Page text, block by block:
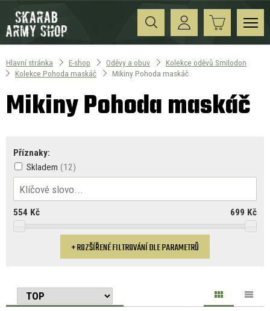
Hlavní stránka E-shop Oděvy a obuv
Kolekce oděvů Smilodon
Kolekce Pohoda maskáč
Mikiny Pohoda maskáč
Mikiny Pohoda maskáč
Příznaky:
Skladem
554 Kč 699 Kč
ROZŠÍŘENÉ FILTROVÁNÍ DLE PARAMETRŮ